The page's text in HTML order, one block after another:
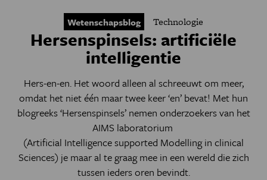
Wetenschapsblog Technologie
Hersenspinsels: artificiële
intelligentie
Hers-en-en. Het woord alleen al schreeuwt om meer,
omdat het niet één maar twee keer ‘en’ bevat! Met hun
blogreeks ‘Hersenspinsels’ nemen onderzoekers van het
AIMS laboratorium
(Artificial Intelligence supported Modelling in clinical
Sciences) je maar al te graag mee in een wereld die zich
tussen ieders oren bevindt.